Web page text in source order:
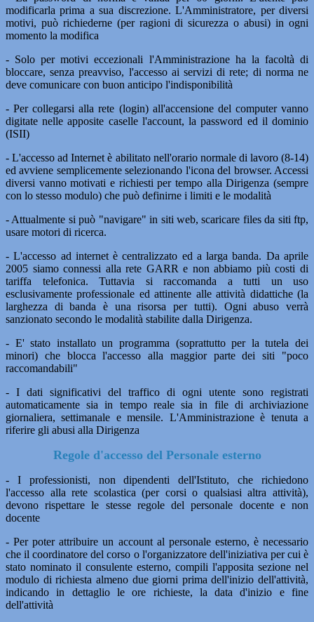
modificarla prima a sua discrezione. L'Amministratore, per diversi
motivi, può richiederne (per ragioni di sicurezza o abusi) in ogni
momento la modifica
- Solo per motivi eccezionali l'Amministrazione ha la facoltà di
bloccare, senza preavviso, l'accesso ai servizi di rete; di norma ne
deve comunicare con buon anticipo l'indisponibilità
- Per collegarsi alla rete (login) all'accensione del computer vanno
digitate nelle apposite caselle l'account, la password ed il dominio
(ISII)
- L'accesso ad Internet è abilitato nell'orario normale di lavoro (8-14)
ed avviene semplicemente selezionando l'icona del browser. Accessi
diversi vanno motivati e richiesti per tempo alla Dirigenza (sempre
con lo stesso modulo) che può definirne i limiti e le modalità
- Attualmente si può "navigare" in siti web, scaricare files da siti ftp,
usare motori di ricerca.
- L'accesso ad internet è centralizzato ed a larga banda. Da aprile
2005 siamo connessi alla rete GARR e non abbiamo più costi di
tariffa telefonica. Tuttavia si raccomanda a tutti un uso
esclusivamente professionale ed attinente alle attività didattiche (la
larghezza di banda è una risorsa per tutti). Ogni abuso verrà
sanzionato secondo le modalità stabilite dalla Dirigenza.
- E' stato installato un programma (soprattutto per la tutela dei
minori) che blocca l'accesso alla maggior parte dei siti "poco
raccomandabili"
- I dati significativi del traffico di ogni utente sono registrati
automaticamente sia in tempo reale sia in file di archiviazione
giornaliera, settimanale e mensile. L'Amministrazione è tenuta a
riferire gli abusi alla Dirigenza
Regole d'accesso del Personale esterno
- I professionisti, non dipendenti dell'Istituto, che richiedono
l'accesso alla rete scolastica (per corsi o qualsiasi altra attività),
devono rispettare le stesse regole del personale docente e non
docente
- Per poter attribuire un account al personale esterno, è necessario
che il coordinatore del corso o l'organizzatore dell'iniziativa per cui è
stato nominato il consulente esterno, compili l'apposita sezione nel
modulo di richiesta almeno due giorni prima dell'inizio dell'attività,
indicando in dettaglio le ore richieste, la data d'inizio e fine
dell'attività